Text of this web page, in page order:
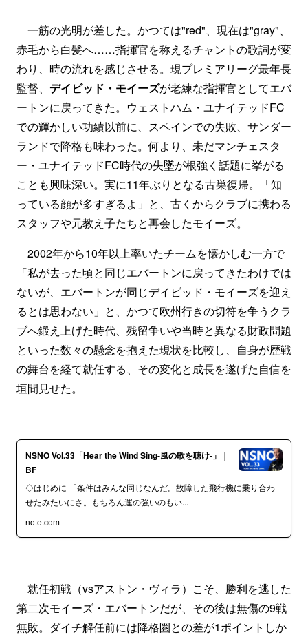
一筋の光明が差した。かつては"red"、現在は"gray"、
赤毛から白髪へ……指揮官を称えるチャントの歌詞が変
わり、時の流れを感じさせる。現プレミアリーグ最年長
監督、 デイビッド・モイーズが老練な指揮官としてエバ
ートンに戻ってきた。ウェストハム・ユナイテッドFC
での輝かしい功績以前に、スペインでの失敗、サンダー
ランドで降格も味わった。何より、未だマンチェスタ
ー・ユナイテッドFC時代の失墜が根強く話題に挙がる
ことも興味深い。実に11年ぶりとなる古巣復帰。「知
っている顔が多すぎるよ」と、古くからクラブに携わる
スタッフや元教え子たちと再会したモイーズ。
2002年から10年以上率いたチームを懐かしむ一方で
「私が去った頃と同じエバートンに戻ってきたわけでは
ないが、エバートンが同じデイビッド・モイーズを迎え
るとは思わない」と、かつて欧州行きの切符を争うクラ
ブへ鍛え上げた時代、残留争いや当時と異なる財政問題
といった数々の懸念を抱えた現状を比較し、自身が歴戦
の舞台を経て就任する、その変化と成長を遂げた自信を
垣間見せた。
NSNO Vol.33「Hear the Wind Sing-風の歌を聴け-」｜
BF
◇はじめに 「条件はみんな同じなんだ。故障した飛行機に乗り合わ
せたみたいにさ。もちろん運の強いのもい...
note.com
就任初戦（vsアストン・ヴィラ）こそ、勝利を逃した
第二次モイーズ・エバートンだが、その後は無傷の9戦
無敗。ダイチ解任前には降格圏との差が1ポイントしか